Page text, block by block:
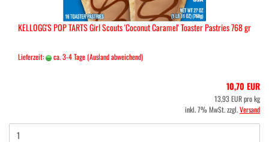
KELLOGG'S POP TARTS Girl Scouts 'Coconut Caramel' Toaster Pastries 768 gr
Lieferzeit: ca. 3-4 Tage(Ausland abweichend)
10,70 EUR
13,93 EUR pro kg
inkl. 7% MwSt. zzgl.Versand